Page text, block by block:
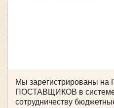
Мы зарегистрированы
ПОСТАВЩИКОВ в
сотрудничеству